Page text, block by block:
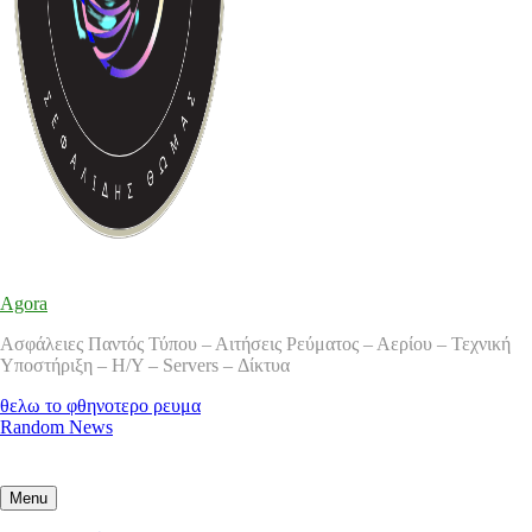
Agora
Ασφάλειες Παντός Τύπου – Αιτήσεις Ρεύματος – Αερίου – Τεχνική
Υποστήριξη – Η/Υ – Servers – Δίκτυα
θελω το φθηνοτερο ρευμα
Random News
Menu